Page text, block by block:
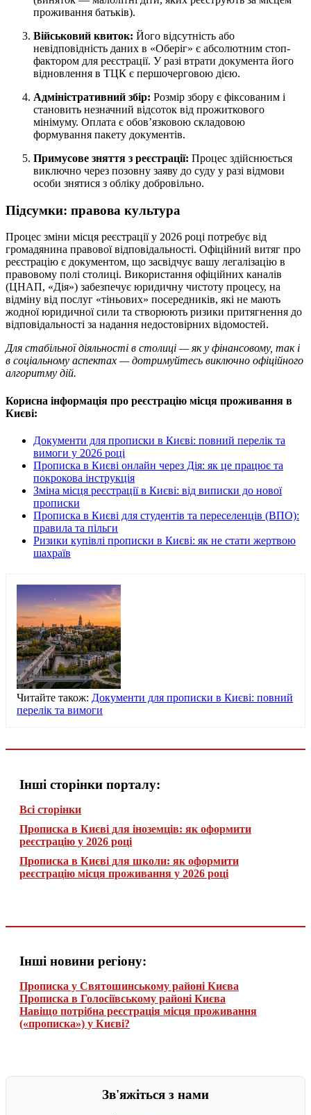
проживання батьків).
Військовий квиток: Його відсутність або
невідповідність даних в «Оберіг» є абсолютним стоп-
фактором для реєстрації. У разі втрати документа його
відновлення в ТЦК є першочерговою дією.
Адміністративний збір: Розмір збору є фіксованим і
становить незначний відсоток від прожиткового
мінімуму. Оплата є обов’язковою складовою
формування пакету документів.
Примусове зняття з реєстрації: Процес здійснюється
виключно через позовну заяву до суду у разі відмови
особи знятися з обліку добровільно.
Підсумки: правова культура
Процес зміни місця реєстрації у 2026 році потребує від
громадянина правової відповідальності. Офіційний витяг про
реєстрацію є документом, що засвідчує вашу легалізацію в
правовому полі столиці. Використання офіційних каналів
(ЦНАП, «Дія») забезпечує юридичну чистоту процесу, на
відміну від послуг «тіньових» посередників, які не мають
жодної юридичної сили та створюють ризики притягнення до
відповідальності за надання недостовірних відомостей.
Для стабільної діяльності в столиці — як у фінансовому, так і
в соціальному аспектах — дотримуйтесь виключно офіційного
алгоритму дій.
Корисна інформація про реєстрацію місця проживання в
Києві:
Документи для прописки в Києві: повний перелік та
вимоги у 2026 році
Прописка в Києві онлайн через Дія: як це працює та
покрокова інструкція
Зміна місця реєстрації в Києві: від виписки до нової
прописки
Прописка в Києві для студентів та переселенців (ВПО):
правила та пільги
Ризики купівлі прописки в Києві: як не стати жертвою
шахраїв
Читайте також: Документи для прописки в Києві: повний
перелік та вимоги
Інші сторінки порталу:
Всі сторінки
Прописка в Києві для іноземців: як оформити
реєстрацію у 2026 році
Прописка в Києві для школи: як оформити
реєстрацію місця проживання у 2026 році
Інші новини регіону:
Прописка у Святошинському районі Києва
Прописка в Голосіївському районі Києва
Навіщо потрібна реєстрація місця проживання
(«прописка») у Києві?
Зв'яжіться з нами